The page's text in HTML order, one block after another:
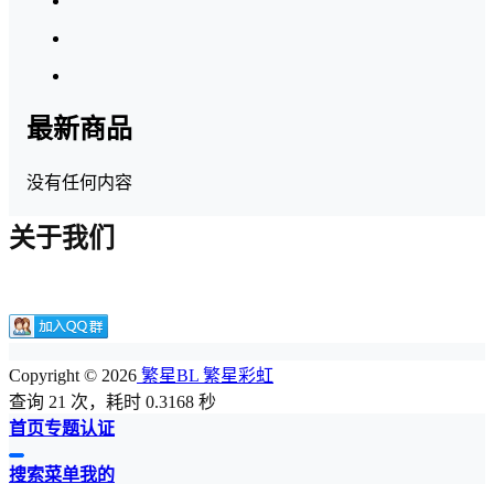
最新商品
没有任何内容
关于我们
Copyright © 2026 繁星BL 繁星彩虹
查询 21 次，耗时 0.3168 秒
首页专题认证
搜索菜单我的